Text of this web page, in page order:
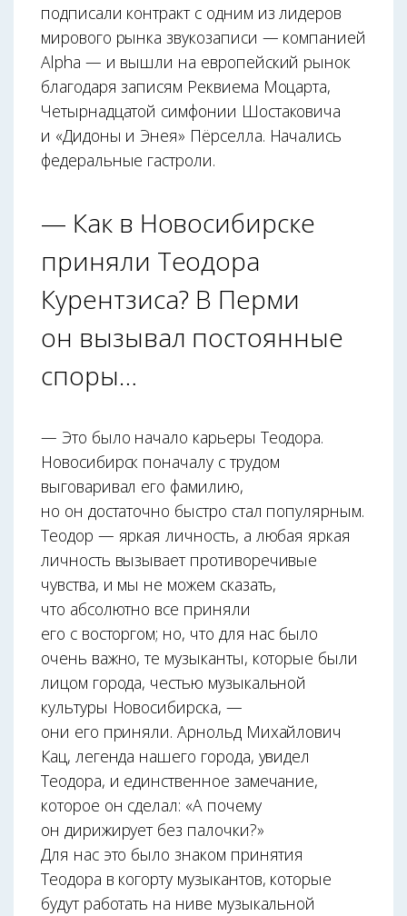
подписали контракт с одним из лидеров
мирового рынка звукозаписи — компанией
Alpha — и вышли на европейский рынок
благодаря записям Реквиема Моцарта,
Четырнадцатой симфонии Шостаковича
и «Дидоны и Энея» Пёрселла. Начались
федеральные гастроли.
— Как в Новосибирске
приняли Теодора
Курентзиса? В Перми
он вызывал постоянные
споры…
— Это было начало карьеры Теодора.
Новосибирск поначалу с трудом
выговаривал его фамилию,
но он достаточно быстро стал популярным.
Теодор — яркая личность, а любая яркая
личность вызывает противоречивые
чувства, и мы не можем сказать,
что абсолютно все приняли
его с восторгом; но, что для нас было
очень важно, те музыканты, которые были
лицом города, честью музыкальной
культуры Новосибирска, —
они его приняли. Арнольд Михайлович
Кац, легенда нашего города, увидел
Теодора, и единственное замечание,
которое он сделал: «А почему
он дирижирует без палочки?»
Для нас это было знаком принятия
Теодора в когорту музыкантов, которые
будут работать на ниве музыкальной